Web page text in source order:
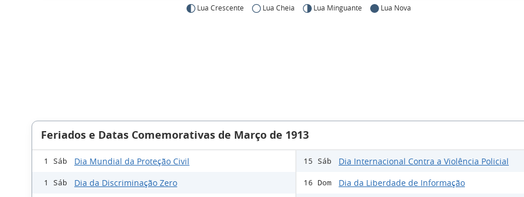
Lua Crescente Lua Cheia Lua Minguante Lua Nova
Feriados e Datas Comemorativas de Março de 1913
1 Sáb Dia Mundial da Proteção Civil
1 Sáb Dia da Discriminação Zero
15 Sáb Dia Internacional Contra a Violência Policial
16 Dom Dia da Liberdade de Informação